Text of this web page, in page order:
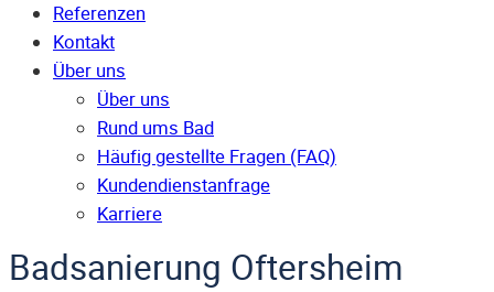
Referenzen
Kontakt
Über uns
Über uns
Rund ums Bad
Häufig gestellte Fragen (FAQ)
Kunden­dienst­anfrage
Karriere
Badsanierung Oftersheim